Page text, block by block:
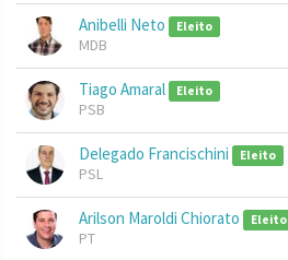
Anibelli Neto Eleito
MDB
Tiago Amaral Eleito
PSB
Delegado Francischini Eleito
PSL
Arilson Maroldi Chiorato Eleito
PT